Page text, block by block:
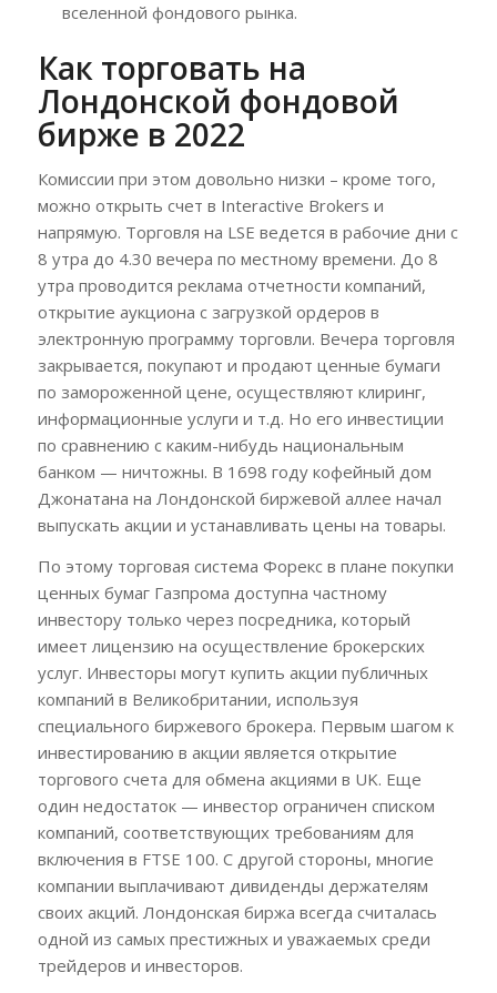
вселенной фондового рынка.
Как торговать на
Лондонской фондовой
бирже в 2022
Комиссии при этом довольно низки – кроме того,
можно открыть счет в Interactive Brokers и
напрямую. Торговля на LSE ведется в рабочие дни с
8 утра до 4.30 вечера по местному времени. До 8
утра проводится реклама отчетности компаний,
открытие аукциона с загрузкой ордеров в
электронную программу торговли. Вечера торговля
закрывается, покупают и продают ценные бумаги
по замороженной цене, осуществляют клиринг,
информационные услуги и т.д. Но его инвестиции
по сравнению с каким-нибудь национальным
банком — ничтожны. В 1698 году кофейный дом
Джонатана на Лондонской биржевой аллее начал
выпускать акции и устанавливать цены на товары.
По этому торговая система Форекс в плане покупки
ценных бумаг Газпрома доступна частному
инвестору только через посредника, который
имеет лицензию на осуществление брокерских
услуг. Инвесторы могут купить акции публичных
компаний в Великобритании, используя
специального биржевого брокера. Первым шагом к
инвестированию в акции является открытие
торгового счета для обмена акциями в UK. Еще
один недостаток — инвестор ограничен списком
компаний, соответствующих требованиям для
включения в FTSE 100. С другой стороны, многие
компании выплачивают дивиденды держателям
своих акций. Лондонская биржа всегда считалась
одной из самых престижных и уважаемых среди
трейдеров и инвесторов.